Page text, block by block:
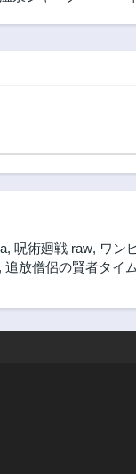
, 呪術廻戦 raw, ワン
, 追放僧侶の賢者タイ